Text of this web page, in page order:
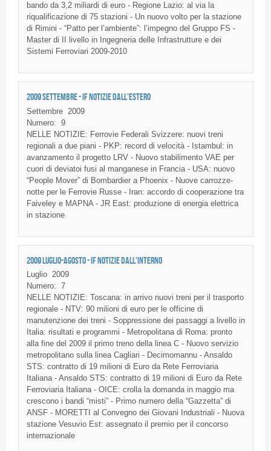
bando da3,2 miliardi di euro - Regione Lazio: al via la
riqualificazione di 75 stazioni - Un nuovo voltoper la stazione
di Rimini - “Pattoper l’ambiente”: l’impegnodel Gruppo FS -
Master di livelloin Ingegneria delle Infrastrutturee dei
Sistemi Ferroviari 2009-2010
2009 SETTEMBRE - IF NOTIZIE DALL'ESTERO
Settembre
2009
Numero: 9
NELLE NOTIZIE: Ferrovie Federali Svizzere: nuovi treni
regionali a due piani - PKP: record di velocità - Istambul: in
avanzamento il progetto LRV - Nuovo stabilimento VAE per
cuori di deviatoi fusi al manganese in Francia - USA: nuovo
“People Mover” di Bombardier a Phoenix - Nuove carrozze-
notte per le Ferrovie Russe - Iran: accordo di cooperazione tra
Faiveley e MAPNA - JR East: produzione di energia elettrica
in stazione
2009 LUGLIO-AGOSTO - IF NOTIZIE DALL'INTERNO
Luglio 2009
Numero: 7
NELLE NOTIZIE: Toscana: in arrivo nuovi treni per il trasporto
regionale- NTV: 90 milioni di euro per le officine di
manutenzione dei treni - Soppressione dei passaggi a livelloin
Italia: risultati e programmi - Metropolitana di Roma: pronto
allafine del 2009 il primo treno della lineaC - Nuovo servizio
metropolitano sulla linea Cagliari - Decimomannu- Ansaldo
STS: contratto di 19 milioni di Euro da Rete Ferroviaria
Italiana- Ansaldo STS: contratto di 19 milioni di Euro da Rete
Ferroviaria Italiana- OICE: crollala domandain maggioma
cresconoi bandi “misti”- Primo numero della “Gazzetta” di
ANSF- MORETTI al Convegno dei Giovani Industriali - Nuova
stazione Vesuvio Est: assegnato il premioper il concorso
internazionale